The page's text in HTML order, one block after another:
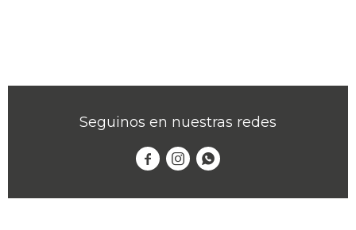
Seguinos en nuestras redes
  